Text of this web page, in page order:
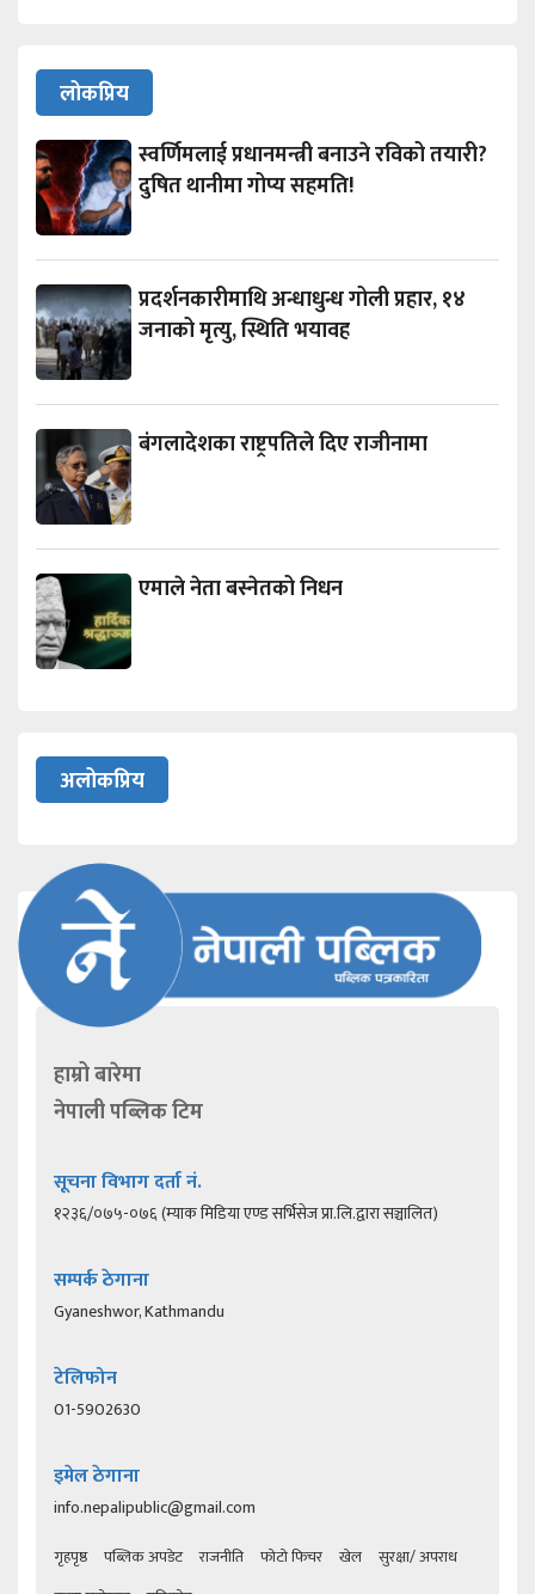
लोकप्रिय
स्वर्णिमलाई प्रधानमन्त्री बनाउने रविको तयारी?
दुषित थानीमा गोप्य सहमति!
प्रदर्शनकारीमाथि अन्धाधुन्ध गोली प्रहार, १४
जनाको मृत्यु, स्थिति भयावह
बंगलादेशका राष्ट्रपतिले दिए राजीनामा
एमाले नेता बस्नेतको निधन
अलोकप्रिय
हाम्रो बारेमा
नेपाली पब्लिक टिम
सूचना विभाग दर्ता नं.
१२३६/०७५-०७६ (म्याक मिडिया एण्ड सर्भिसेज प्रा.लि.द्वारा सञ्चालित)
सम्पर्क ठेगाना
Gyaneshwor, Kathmandu
टेलिफोन
01-5902630
इमेल ठेगाना
info.nepalipublic@gmail.com
गृहपृष्ठ पब्लिक अपडेट राजनीति फोटो फिचर खेल
सुरक्षा/ अपराध